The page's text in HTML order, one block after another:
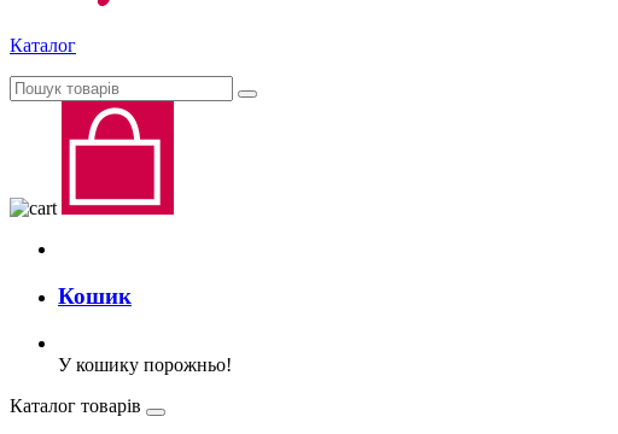
Каталог
Кошик
У кошику порожньо!
Каталог товарів